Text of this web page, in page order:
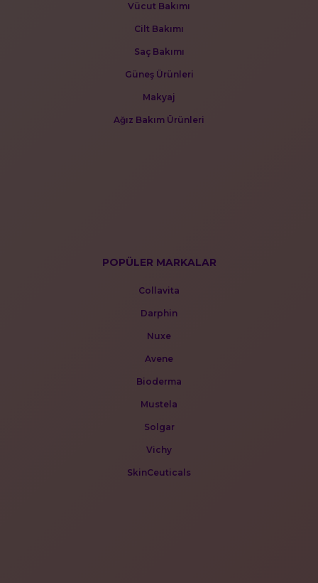
Vücut Bakımı
Cilt Bakımı
Saç Bakımı
Güneş Ürünleri
Makyaj
Ağız Bakım Ürünleri
POPÜLER MARKALAR
Collavita
Darphin
Nuxe
Avene
Bioderma
Mustela
Solgar
Vichy
SkinCeuticals